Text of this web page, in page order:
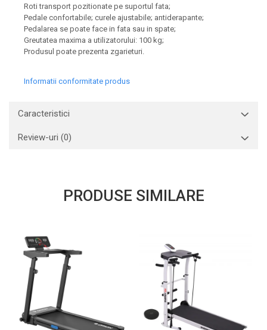
Roti transport pozitionate pe suportul fata;
Pedale confortabile; curele ajustabile; antiderapante;
Pedalarea se poate face in fata sau in spate;
Greutatea maxima a utilizatorului: 100 kg;
Produsul poate prezenta zgarieturi.
Informatii conformitate produs
Caracteristici
Review-uri (0)
PRODUSE SIMILARE